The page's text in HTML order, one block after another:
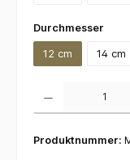
Durchmesser
12 cm 14 cm
Produktnummer: